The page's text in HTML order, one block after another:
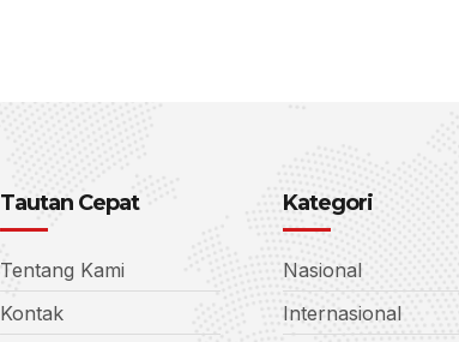
Tautan Cepat
Tentang Kami
Kontak
Kategori
Nasional
Internasional